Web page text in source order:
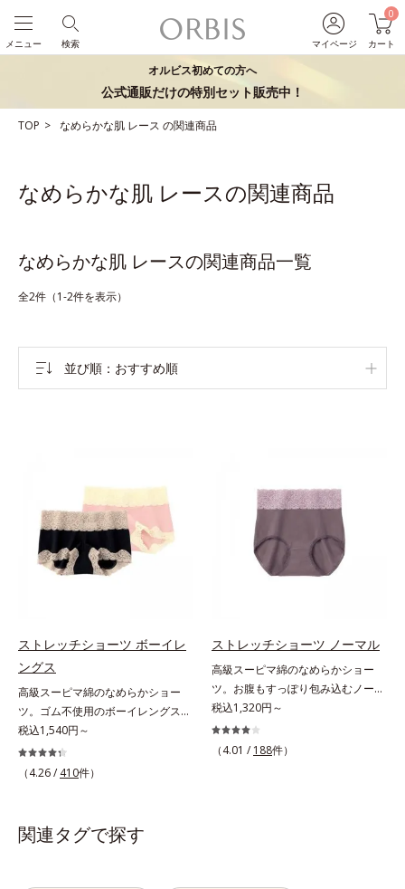
マイページ
0
カート
検索
メニュー
オルビス初めての方へ
公式通販だけの特別セット販売中！
TOP なめらかな肌 レース の関連商品
なめらかな肌 レースの関連商品
なめらかな肌 レースの関連商品一覧
全2件（1-2件を表示）
並び順 おすすめ順
ストレッチショーツ ボーイレ
ングス
高級スーピマ綿のなめらかショー
ツ。ゴム不使用のボーイレングス。
ぴったり密着して、くいこまない座
るとヒップの面積は広がり、立つと
元に戻ります。このような「面積の
たっぷり包み込む布分量を使いまし
た。だからどんな動きにも密着し
税込1,540円～
（4.26 / 410件）
ストレッチショーツ ノーマル
高級スーピマ綿のなめらかショー
ツ。お腹もすっぽり包み込むノーマ
ルタイプ。ぴったり密着して、くい
こまない座るとヒップの面積は広が
り、立つと元に戻ります。このよう
税込1,320円～
（4.01 / 188件）
関連タグで探す